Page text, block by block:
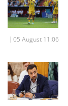
05 August 11:06